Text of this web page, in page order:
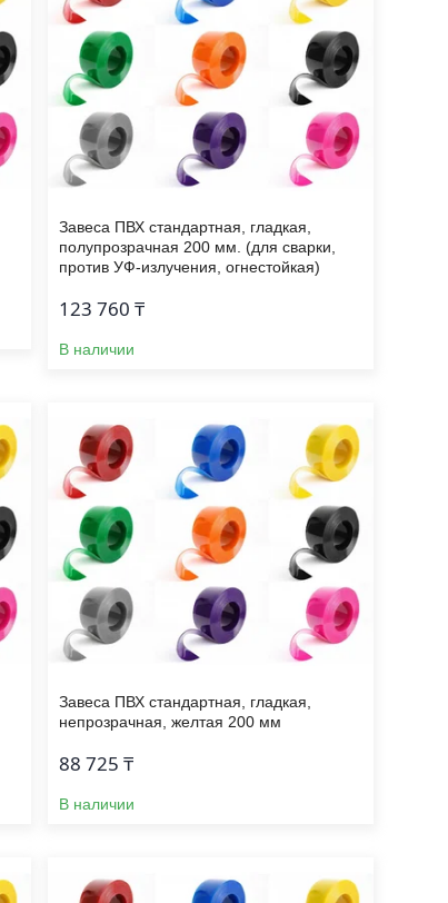
Завеса ПВХ стандартная, гладкая,
полупрозрачная 200 мм. (для сварки,
против УФ-излучения, огнестойкая)
123 760 ₸
В наличии
Завеса ПВХ стандартная, гладкая,
непрозрачная, желтая 200 мм
88 725 ₸
В наличии